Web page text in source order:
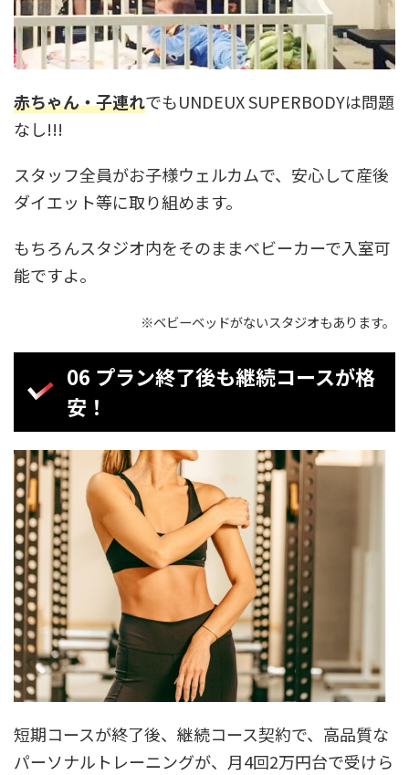
赤ちゃん・子連れでもUNDEUX SUPERBODYは問題
なし!!!
スタッフ全員がお子様ウェルカムで、安心して産後
ダイエット等に取り組めます。
もちろんスタジオ内をそのままベビーカーで入室可
能ですよ。
※ベビーベッドがないスタジオもあります。
06 プラン終了後も継続コースが格
安！
短期コースが終了後、継続コース契約で、高品質な
パーソナルトレーニングが、月4回2万円台で受けら